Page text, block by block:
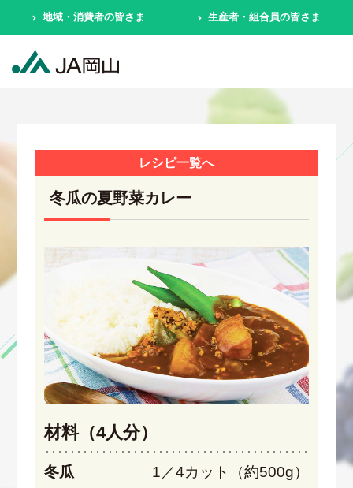
地域・消費者の皆さま 生産者・組合員の皆さま
レシピ一覧へ
冬瓜の夏野菜カレー
材料（4人分）
冬瓜 1／4カット（約500g）